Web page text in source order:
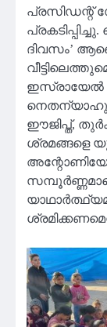
പ്രസിഡന്റ്
ദിവസം’
ഇസ്രായേല്‍
ഈജിപ്ത്,
ശ്രമങ്ങളെ